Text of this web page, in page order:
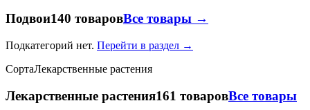
Подвои140 товаровВсе товары →
Подкатегорий нет. Перейти в раздел →
СортаЛекарственные растения
Лекарственные растения161 товаровВсе товары